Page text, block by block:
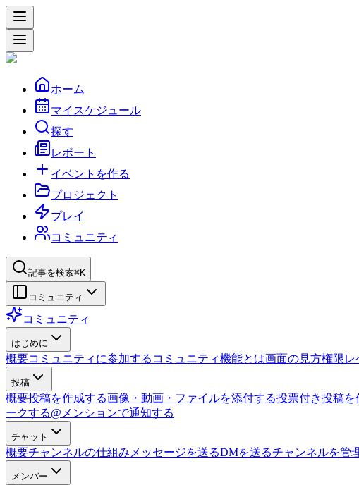
ホーム
マイスケジュール
探す
レポート
イベントを作る
プロジェクト
プレイ
コミュニティ
記事を検索⌘K
コミュニティ
コミュニティ
はじめに
概要コミュニティに参加する コミュニティ機能とは画面の見方権限レ
投稿
概要投稿を作成する画像・動画・ファイルを添付する投票付き投稿を
ークする@メンションで通知する
チャット
概要チャンネルの仕組み メッセージを送るDMを送るチャンネルを管
メンバー